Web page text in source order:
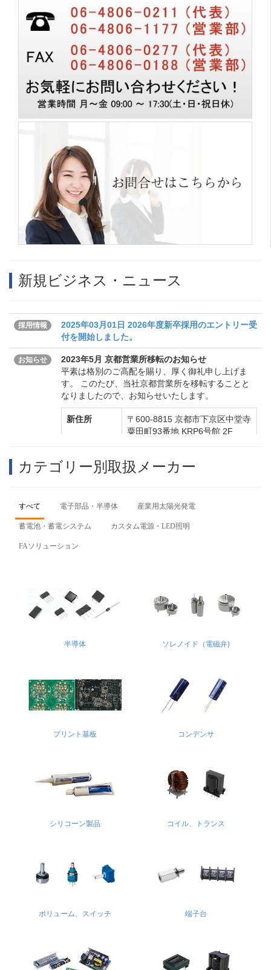
新規ビジネス・ニュース
採用情報
2025年03月01日 2026年度新卒採用のエントリー受
付を開始しました。
お知らせ
2023年5月 京都営業所移転のお知らせ
平素は格別のご高配を賜り、厚く御礼申し上げま
す。 このたび、当社京都営業所を移転することと
なりましたので、お知らせいたします。
新住所
〒600-8815 京都市下京区中堂寺
粟田町93番地 KRP6号館 2F
やこめっせで開催される「第1回 地域×Tech京都」
2022年3月16日(水)～3月18日(金) 東京ビックサイ
トで開催される「第12回 国際スマートグリッド
お知らせ
2021年10月29日 一般建設業の許可を取得しまし
この度、モリ電子工業株式会社は一般建設業許可を
許可番号
大阪府知事 許可(般-3) 第 156922号
許可年月日
2021年10月29日
建設業の種類
カテゴリー別取扱メーカー
すべて 電子部品・半導体 産業用太陽光発電
蓄電池・蓄電システム カスタム電源・LED照明
FAソリューション
半導体 ソレノイド（電磁弁)
プリント基板 コンデンサ
シリコーン製品 コイル、トランス
ボリューム、スイッチ 端子台